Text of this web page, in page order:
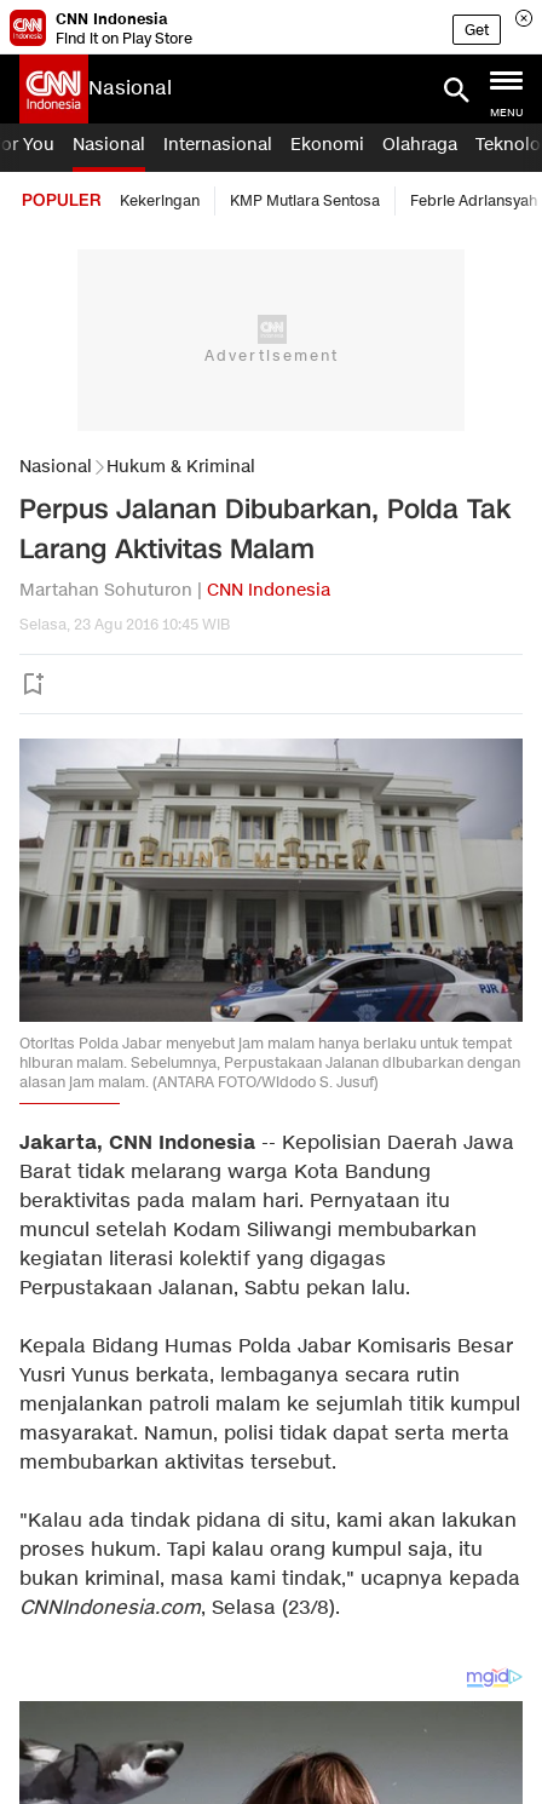
CNN Indonesia
Find it on Play Store
Get
Nasional
MENU
You Nasional Internasional Ekonomi Olahraga
POPULER Kekeringan KMP Mutiara Sentosa Febrie Adriansyah
Nasional Hukum & Kriminal
Perpus Jalanan Dibubarkan, Polda Tak
Larang Aktivitas Malam
Martahan Sohuturon | CNN Indonesia
Selasa, 23 Agu 2016 10:45 WIB
Otoritas Polda Jabar menyebut jam malam hanya berlaku untuk tempat
hiburan malam. Sebelumnya, Perpustakaan Jalanan dibubarkan dengan
alasan jam malam. (ANTARA FOTO/Widodo S. Jusuf)
Jakarta, CNN Indonesia -- Kepolisian Daerah Jawa
Barat tidak melarang warga Kota Bandung
beraktivitas pada malam hari. Pernyataan itu
muncul setelah Kodam Siliwangi membubarkan
kegiatan literasi kolektif yang digagas
Perpustakaan Jalanan, Sabtu pekan lalu.
Kepala Bidang Humas Polda Jabar Komisaris Besar
Yusri Yunus berkata, lembaganya secara rutin
menjalankan patroli malam ke sejumlah titik kumpul
masyarakat. Namun, polisi tidak dapat serta merta
membubarkan aktivitas tersebut.
"Kalau ada tindak pidana di situ, kami akan lakukan
proses hukum. Tapi kalau orang kumpul saja, itu
bukan kriminal, masa kami tindak," ucapnya kepada
CNNIndonesia.com, Selasa (23/8).